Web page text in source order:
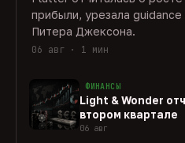
прибыли, урезала
Питера Джексона.
06 авг · 1 мин
ФИНАНСЫ
Light & Wonder
втором квартале
06 авг